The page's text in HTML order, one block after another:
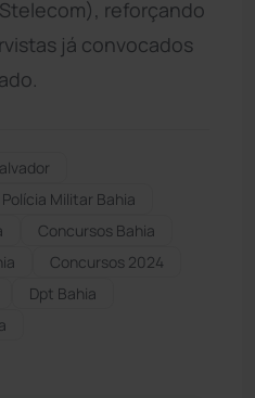
reforçando
já convocados
Polícia Militar Bahia
Concursos Bahia
Concursos 2024
Dpt Bahia